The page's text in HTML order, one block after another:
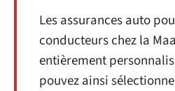
Les assurances auto
conducteurs chez la
entièrement
pouvez ainsi